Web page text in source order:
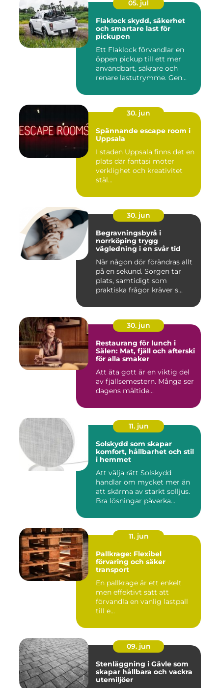
05. jul
Flaklock skydd, säkerhet
och smartare last för
pickupen
Ett Flaklock förvandlar en
öppen pickup till ett mer
användbart, säkrare och
renare lastutrymme. Gen...
30. jun
Spännande escape room i
Uppsala
I staden Uppsala finns det en
plats där fantasi möter
verklighet och kreativitet
stäl...
30. jun
Begravningsbyrå i
norrköping trygg
vägledning i en svår tid
När någon dör förändras allt
på en sekund. Sorgen tar
plats, samtidigt som
praktiska frågor kräver s...
30. jun
Restaurang för lunch i
Sälen: Mat, fjäll och afterski
för alla smaker
Att äta gott är en viktig del
av fjällsemestern. Många ser
dagens måltide...
11. jun
Solskydd som skapar
komfort, hållbarhet och stil
i hemmet
Att välja rätt Solskydd
handlar om mycket mer än
att skärma av starkt solljus.
Bra lösningar påverka...
11. jun
Pallkrage: Flexibel
förvaring och säker
transport
En pallkrage är ett enkelt
men effektivt sätt att
förvandla en vanlig lastpall
till e...
09. jun
Stenläggning i Gävle som
skapar hållbara och vackra
utemiljöer